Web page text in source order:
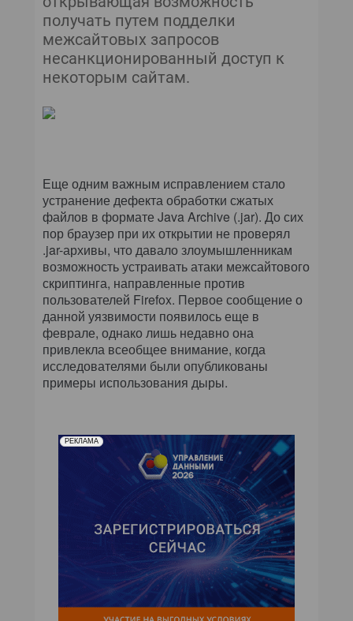
получать путем подделки
межсайтовых запросов
несанкционированный доступ к
некоторым сайтам.
Еще одним важным исправлением стало
устранение дефекта обработки сжатых
файлов в формате Java Archive (.jar). До сих
пор браузер при их открытии не проверял
.jar-архивы, что давало злоумышленникам
возможность устраивать атаки межсайтового
скриптинга, направленные против
пользователей Firefox. Первое сообщение о
данной уязвимости появилось еще в
феврале, однако лишь недавно она
привлекла всеобщее внимание, когда
исследователями были опубликованы
примеры использования дыры.
РЕКЛАМА